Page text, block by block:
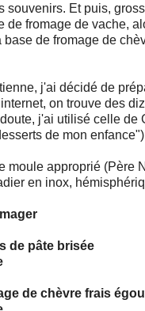
souvenirs. Et puis,
de fromage de vache,
base de fromage de
j'ai décidé de
on trouve des
j'ai utilisé celle de
de mon
moule approprié (Père
en inox,
de pâte brisée
de chèvre frais